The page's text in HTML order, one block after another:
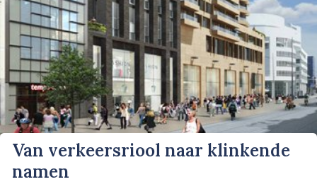
Van verkeersriool naar klinkende
namen